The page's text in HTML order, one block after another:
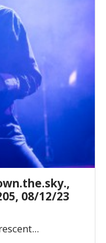
08/12/23